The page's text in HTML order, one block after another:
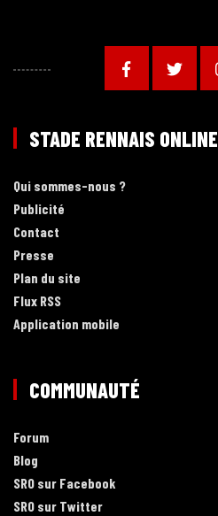
STADE RENNAIS ONLINE
Qui sommes-nous ?
Publicité
Contact
Presse
Plan du site
Flux RSS
Application mobile
COMMUNAUTÉ
Forum
Blog
SRO sur Facebook
SRO sur Twitter